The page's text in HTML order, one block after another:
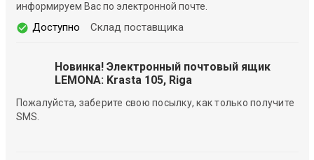
информируем Вас по электронной почте.
Доступно Склад поставщика
Новинка! Электронный почтовый ящик
LEMONA: Krasta 105, Riga
Пожалуйста, заберите свою посылку, как только получите
SMS.